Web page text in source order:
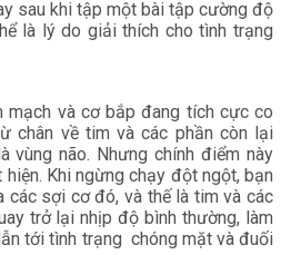
sau khi tập một bài tập cường độ
là lý do giải thích cho tình trạng
mạch và cơ bắp đang tích cực co
chân về tim và các phần còn lại
vùng não. Nhưng chính điểm này
Khi ngừng chạy đột ngột, bạn
sợi cơ đó, và thế là tim và các
trở lại nhịp độ bình thường, làm
tới tình trạng chóng mặt và đuối